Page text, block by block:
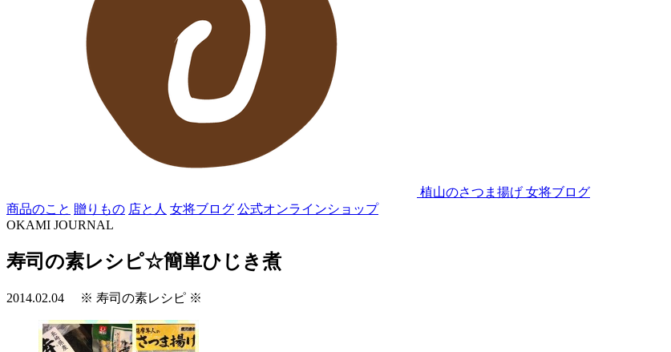
植山のさつま揚げ 女将ブログ
商品のこと 贈りもの 店と人 女将ブログ 公式オンラインショップ
OKAMI JOURNAL
寿司の素レシピ☆簡単ひじき煮
2014.02.04 ※ 寿司の素レシピ ※